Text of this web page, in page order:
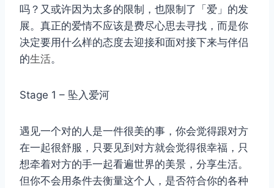
吗？又或许因为太多的限制，也限制了「爱」的发
展。真正的爱情不应该是费尽心思去寻找，而是你
决定要用什么样的态度去迎接和面对接下来与伴侣
的生活。
Stage 1 – 坠入爱河
遇见一个对的人是一件很美的事，你会觉得跟对方
在一起很舒服，只要见到对方就会觉得很幸福，只
想牵着对方的手一起看遍世界的美景，分享生活。
但你不会用条件去衡量这个人，是否符合你的各种